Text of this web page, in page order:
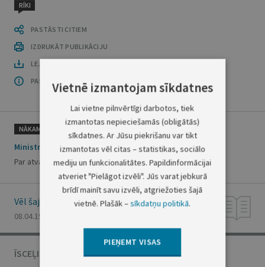
RĪKI
PASTĀSTI CITIEM
IZDRUKĀT PUBLIKĀCIJU
LEJUPLĀDĒT LAIDIENU (PDF)
PAR OFICIĀLO IZDEVUMU
NĀKAMAIS
Ministru prezidenta rīkojums Nr.94
Par atvaļinājuma piešķiršanu R.Jurdžam
Vēl šajā numurā
08.04.1998., Nr. 95/96
ĪSCEĻI
Vietnē izmantojam sīkdatnes
Lai vietne pilnvērtīgi darbotos, tiek
izmantotas nepieciešamās (obligātās)
sīkdatnes. Ar Jūsu piekrišanu var tikt
izmantotas vēl citas – statistikas, sociālo
mediju un funkcionalitātes. Papildinformācijai
atveriet "Pielāgot izvēli". Jūs varat jebkurā
brīdī mainīt savu izvēli, atgriežoties šajā
vietnē. Plašāk –sīkdatņu politikā.
PIEŅEMT VISAS